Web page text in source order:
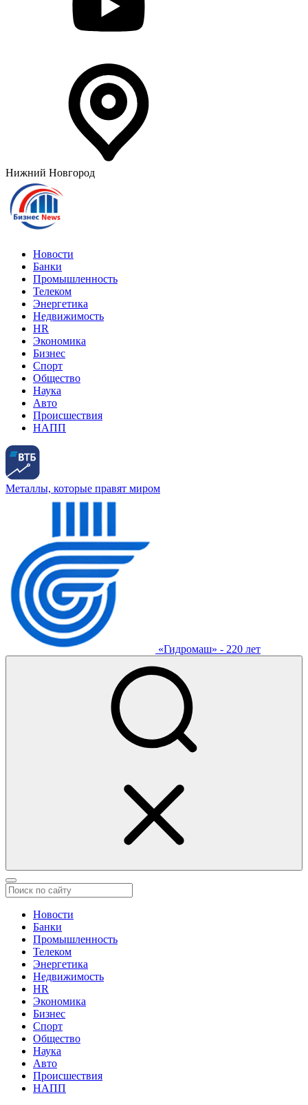
Нижний Новгород
Новости
Банки
Промышленность
Телеком
Энергетика
Недвижимость
HR
Экономика
Бизнес
Спорт
Общество
Наука
Авто
Происшествия
НАПП
Металлы, которые правят миром
«Гидромаш» - 220 лет
Новости
Банки
Промышленность
Телеком
Энергетика
Недвижимость
HR
Экономика
Бизнес
Спорт
Общество
Наука
Авто
Происшествия
НАПП